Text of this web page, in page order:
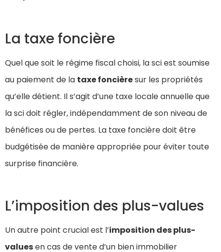
La taxe foncière
Quel que soit le régime fiscal choisi, la sci est soumise
au paiement de la taxe foncièresur les propriétés
qu’elle détient. Il s’agit d’une taxe locale annuelle que
la sci doit régler, indépendamment de son niveau de
bénéfices ou de pertes. La taxe foncière doit être
budgétisée de manière appropriée pour éviter toute
surprise financière.
L’imposition des plus-values
Un autre point crucial est l’imposition des plus-
valuesen cas de vente d’un bien immobilier